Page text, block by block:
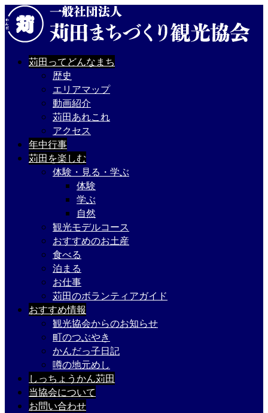
苅田ってどんなまち
歴史
エリアマップ
動画紹介
苅田あれこれ
アクセス
年中行事
苅田を楽しむ
体験・見る・学ぶ
体験
学ぶ
自然
観光モデルコース
おすすめのお土産
食べる
泊まる
お仕事
苅田のボランティアガイド
おすすめ情報
観光協会からのお知らせ
町のつぶやき
かんだっ子日記
噂の地元めし
しっちょうかん苅田
当協会について
お問い合わせ